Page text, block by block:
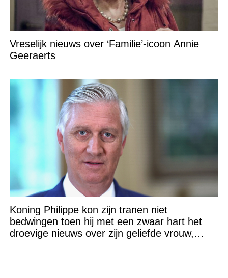
Vreselijk nieuws over ‘Familie’-icoon Annie
Geeraerts
Koning Philippe kon zijn tranen niet
bedwingen toen hij met een zwaar hart het
droevige nieuws over zijn geliefde vrouw,